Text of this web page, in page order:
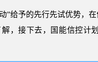
”给予的先行先试优势，
，接下去，国能信控计